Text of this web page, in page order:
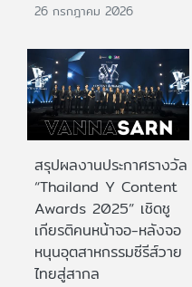
26 กรกฎาคม 2026
สรุปผลงานประกาศรางวัล
“Thailand Y Content
Awards 2025” เชิดชู
เกียรติคนหน้าจอ-หลังจอ
หนุนอุตสาหกรรมซีรีส์วาย
ไทยสู่สากล